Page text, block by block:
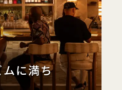
に満ち